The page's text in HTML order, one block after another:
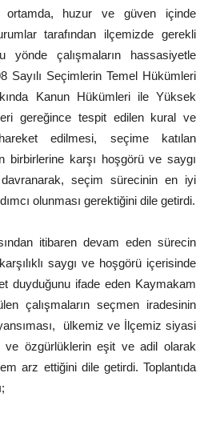
ortamda, huzur ve güven içinde
tarafından ilçemizde gerekli
yönde çalışmaların hassasiyetle
Sayılı Seçimlerin Temel Hükümleri
Kanun Hükümleri ile Yüksek
gereğince tespit edilen kural ve
edilmesi, seçime katılan
birbirlerine karşı hoşgörü ve saygı
seçim sürecinin en iyi
olunması gerektiğini dile getirdi.
itibaren devam eden sürecin
saygı ve hoşgörü içerisinde
duyduğunu ifade eden Kaymakam
çalışmaların seçmen iradesinin
ülkemiz ve İlçemiz siyasi
ve özgürlüklerin eşit ve adil olarak
arz ettiğini dile getirdi. Toplantıda